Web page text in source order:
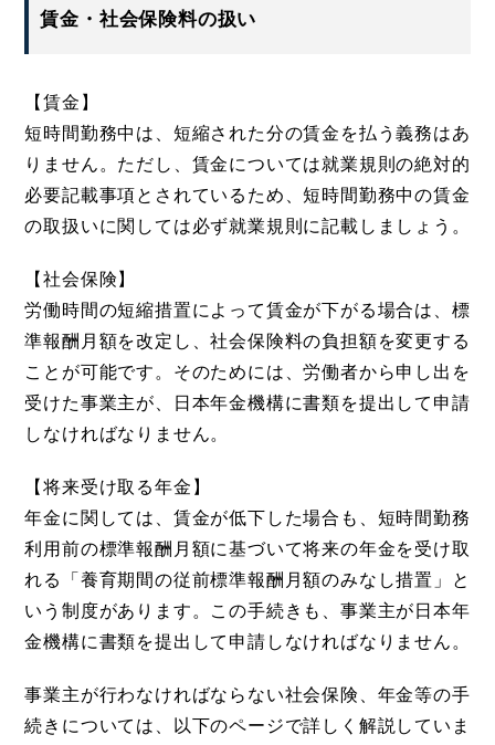
賃金・社会保険料の扱い
【賃金】
短時間勤務中は、短縮された分の賃金を払う義務はあ
りません。ただし、賃金については就業規則の絶対的
必要記載事項とされているため、短時間勤務中の賃金
の取扱いに関しては必ず就業規則に記載しましょう。
【社会保険】
労働時間の短縮措置によって賃金が下がる場合は、標
準報酬月額を改定し、社会保険料の負担額を変更する
ことが可能です。そのためには、労働者から申し出を
受けた事業主が、日本年金機構に書類を提出して申請
しなければなりません。
【将来受け取る年金】
年金に関しては、賃金が低下した場合も、短時間勤務
利用前の標準報酬月額に基づいて将来の年金を受け取
れる「養育期間の従前標準報酬月額のみなし措置」と
いう制度があります。この手続きも、事業主が日本年
金機構に書類を提出して申請しなければなりません。
事業主が行わなければならない社会保険、年金等の手
続きについては、以下のページで詳しく解説していま